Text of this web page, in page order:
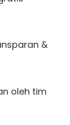
&
oleh tim